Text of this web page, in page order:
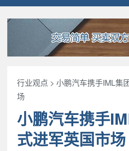
行业观点 > 小鹏汽车携手IML集
场
小鹏汽车携手
式进军英国市场